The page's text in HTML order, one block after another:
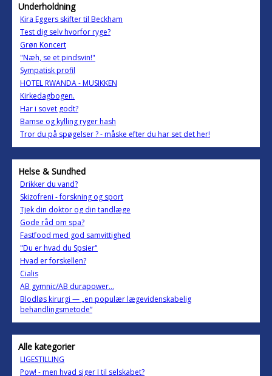
Underholdning
Kira Eggers skifter til Beckham
Test dig selv hvorfor ryge?
Grøn Koncert
"Næh, se et pindsvin!"
Sympatisk profil
HOTEL RWANDA - MUSIKKEN
Kirkedagbogen.
Har i sovet godt?
Bamse og kylling ryger hash
Tror du på spøgelser ? - måske efter du har set det her!
Helse & Sundhed
Drikker du vand?
Skizofreni - forskning og sport
Tjek din doktor og din tandlæge
Gode råd om spa?
Fastfood med god samvittighed
"Du er hvad du Spsier"
Hvad er forskellen?
Cialis
AB gymnic/AB durapower...
Blodløs kirurgi — „en populær lægevidenskabelig
behandlingsmetode“
Alle kategorier
LIGESTILLING
Pow! - men hvad siger I til selskabet?